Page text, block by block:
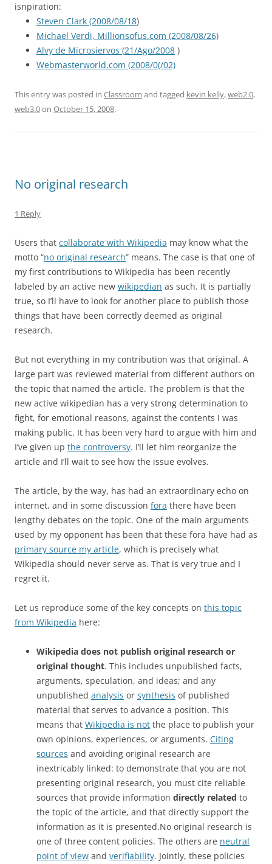
isnpiration:
Steven Clark (2008/08/18)
Michael Verdi, Millionsofus.com (2008/08/26)
Alvy de Microsiervos (21/Ago/2008 )
Webmasterworld.com (2008/0(/02)
This entry was posted in Classroom and tagged kevin kelly,web2.0,
web3.0on October 15, 2008.
No original research
1 Reply
Users that collaborate with Wikipedia may know what the
motto “no original research” means. The case is that one of
my first contributions to Wikipedia has been recently
labeled by an active new wikipedian as such. It is partially
true, so I’ll have to look for another place to publish those
things that have been correctly deemed as original
research.
But not everything in my contribution was that original. A
large part was reviewed material from different authors on
the topic that named the article. The problem is that the
new active wikipedian has a very strong determination to
fight, for emotional reasons, against the contents I was
making public. It has been very hard to argue with him and
I’ve given up the controversy. I’ll let him reorganize the
article and I’ll wait to see how the issue evolves.
The article, by the way, has had an extraordinary echo on
internet, and in some discussion fora there have been
lengthy debates on the topic. One of the main arguments
used by my opponent has been that these fora have had as
primary source my article, which is precisely what
Wikipedia should never serve as. That is very true and I
regret it.
Let us reproduce some of the key concepts on this topic
from Wikipedia here:
Wikipedia does not publish original research or
original thought. This includes unpublished facts,
arguments, speculation, and ideas; and any
unpublished analysis or synthesis of published
material that serves to advance a position. This
means that Wikipedia is not the place to publish your
own opinions, experiences, or arguments. Citing
sources and avoiding original research are
inextricably linked: to demonstrate that you are not
presenting original research, you must cite reliable
sources that provide information directly related to
the topic of the article, and that directly support the
information as it is presented.No original research is
one of three content policies. The others are neutral
point of view and verifiability. Jointly, these policies